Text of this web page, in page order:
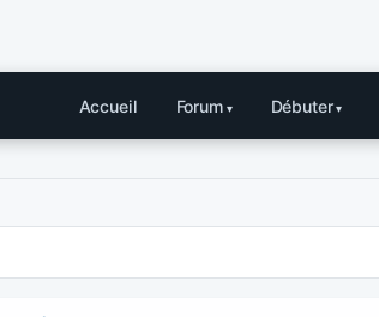
Accueil Forum Débuter